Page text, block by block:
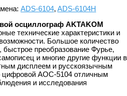
ADS-6104, ADS-6104H
осциллограф AKTAKOM
технические характеристики и
Большое количество
быстрое преобразование Фурье,
и многие другие функции в
дисплеем и русскоязычным
АОС-5104 отличным
и исследования